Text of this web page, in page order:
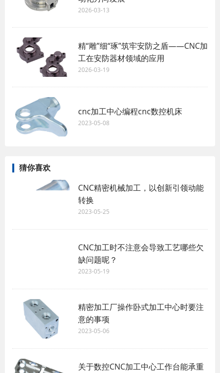
2026-03-13
精“雕”细“琢”筑牢安防之盾——CNC加
工在安防器材领域的应用
2026-03-19
cnc加工中心编程cnc数控机床
2023-05-08
猜你喜欢
CNC精密机械加工，以创新引领动能
转换
2023-05-25
CNC加工时不注意会导致工艺哪些欠
缺问题呢？
2023-05-19
精密加工厂操作卧式加工中心时要注
意的事项
2023-05-06
关于数控CNC加工中心工作台能承重